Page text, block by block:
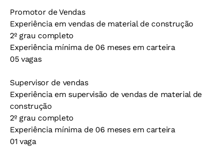
Promotor de Vendas
Experiência em vendas de material de construção
2º grau completo
Experiência mínima de 06 meses em carteira
05 vagas
Supervisor de vendas
Experiência em supervisão de vendas de material de
construção
2º grau completo
Experiência mínima de 06 meses em carteira
01 vaga